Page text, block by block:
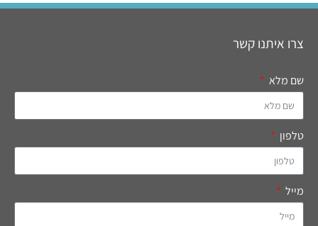
צרו איתנו קשר
שם מלא
טלפון
מייל